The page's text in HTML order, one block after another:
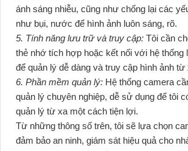
ánh sáng nhiễu, cũng như chống lại các
như bụi, nước để hình ảnh luôn sáng, rõ.
5. Tính năng lưu trữ và truy cập: Tôi cần
thẻ nhớ tích hợp hoặc kết nối với hệ
để quản lý dễ dàng và truy cập hình ảnh từ
6. Phần mềm quản lý: Hệ thống camera
quản lý chuyên nghiệp, dễ sử dụng để tôi
quản lý từ xa một cách tiện lợi.
Từ những thông số trên, tôi sẽ lựa chọn
đảm bảo an ninh, giám sát hiệu quả cho